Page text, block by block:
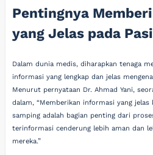
Pentingnya
yang Jelas pada
Dalam dunia medis, diharapkan tenaga
informasi yang lengkap dan jelas
Menurut pernyataan Dr. Ahmad Yani,
dalam, “Memberikan informasi yang jelas
samping adalah bagian penting dari
terinformasi cenderung lebih aman dan
mereka.”